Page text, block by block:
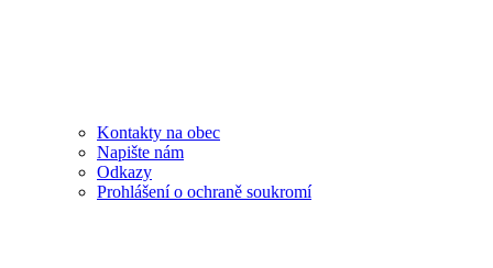
Kontakty na obec
Napište nám
Odkazy
Prohlášení o ochraně soukromí